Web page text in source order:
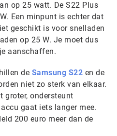
op 25 watt. De S22 Plus
Een minpunt is echter dat
geschikt is voor snelladen
op 25 W. Je moet dus
aanschaffen.
de Samsung S22 en de
niet zo sterk van elkaar.
groter, ondersteunt
gaat iets langer mee.
200 euro meer dan de